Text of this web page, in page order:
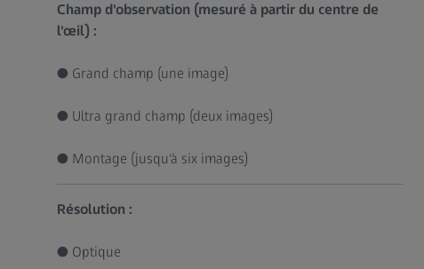
Champ d'observation (mesuré à partir du centre de
l'œil) :
● Grand champ (une image)
● Ultra grand champ (deux images)
● Montage (jusqu'à six images)
Résolution :
● Optique